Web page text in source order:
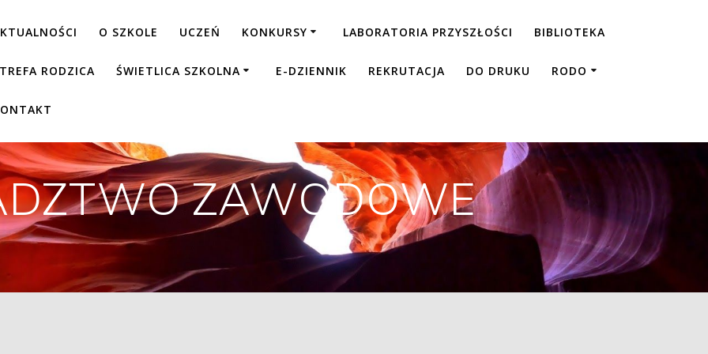
O SZKOLE UCZEŃ KONKURSY LABORATORIA PRZYSZŁOŚCI BIBLIOTEKA
RODZICA ŚWIETLICA SZKOLNA E-DZIENNIK REKRUTACJA DO DRUKU RODO
ZAWODOWE